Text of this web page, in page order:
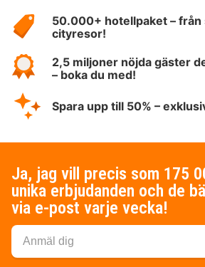
HotelSpecials50.000+ hotellpaket –
cityresor!
2,5 miljoner nöjda gäster
– boka du med!
Spara upp till 50% –
Ja, jag vill precis som 175
unika erbjudanden och de
via e-post varje vecka!